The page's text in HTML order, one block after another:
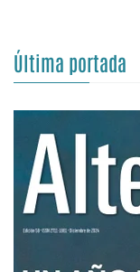
Última portada